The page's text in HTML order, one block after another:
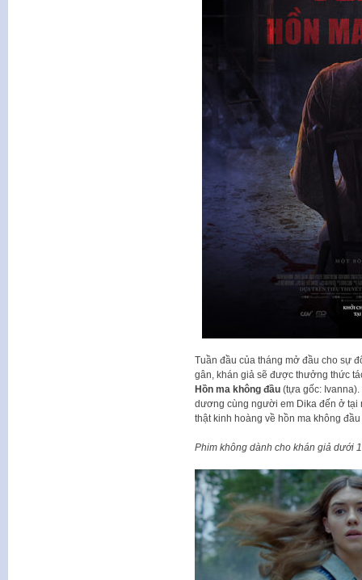
Tuần đầu của tháng mở đầu cho sự
gân, khán giả sẽ được thưởng thức
Hồn ma không đầu(tựa gốc: Ivanna).
dương cùng người em Dika đến ở tại
thật kinh hoàng về hồn ma không
Phim không dành cho khán giả dưới